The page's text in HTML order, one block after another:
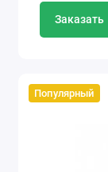
Ремонт
Ремонт
Заказать
Популярный